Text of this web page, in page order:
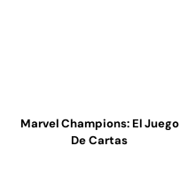
Marvel Champions: El Juego
De Cartas